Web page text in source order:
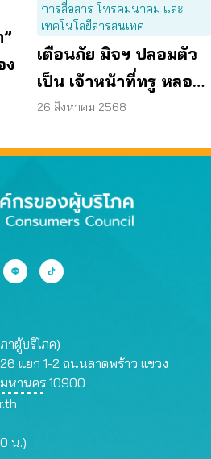
ง
การสื่อสาร โทรคมนาคม และ
เทคโนโลยีสารสนเทศ
เตือนภัย มิจฯ ปลอมตัว
เป็น เจ้าหน้าที่ทรู หลอก
ขายแพ็กเกจถูกเกินจริง
26 สิงหาคม 2568
าผู้บริโภค)
แยก 1-2 ถนนลาดพร้าว แขวง
หานคร 10900
น.)